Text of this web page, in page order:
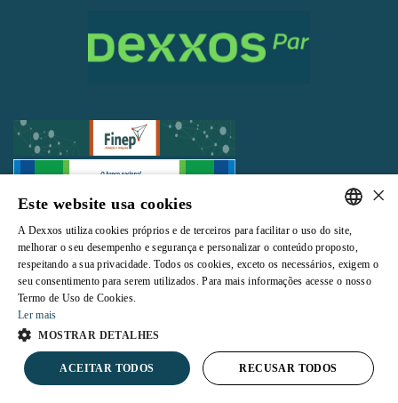
Privacidade
PORTUGUESE
ENGLISH
×
Este website usa cookies
A Dexxos utiliza cookies próprios e de terceiros para facilitar o uso do site,
melhorar o seu desempenho e segurança e personalizar o conteúdo proposto,
respeitando a sua privacidade. Todos os cookies, exceto os necessários, exigem o
seu consentimento para serem utilizados. Para mais informações acesse o nosso
Termo de Uso de Cookies.
Ler mais
MOSTRAR DETALHES
ACEITAR TODOS RECUSAR TODOS